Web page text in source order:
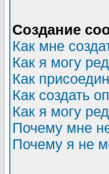
Создание
Как мне
Как я могу
Как
Как создать
Как я могу
Почему мне
Почему я не